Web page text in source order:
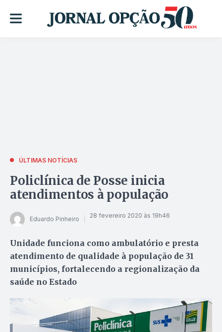
ÚLTIMAS NOTÍCIAS
Policlínica de Posse inicia
atendimentos à população
Eduardo Pinheiro 28 fevereiro 2020 às 19h46
Unidade funciona como ambulatório e presta
atendimento de qualidade à população de 31
municípios, fortalecendo a regionalização da
saúde no Estado